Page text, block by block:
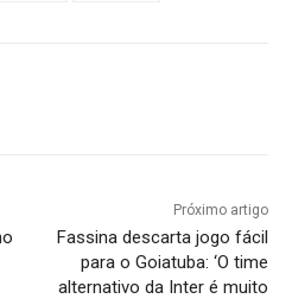
Próximo artigo
Fassina descarta jogo fácil
para o Goiatuba: ‘O time
alternativo da Inter é muito